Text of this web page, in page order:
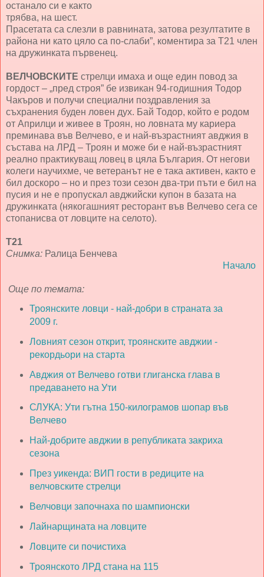
останало си е както
трябва, на шест.
Прасетата са слезли в равнината, затова резултатите в
района ни като цяло са по-слаби”, коментира за Т21 член
на дружинката първенец.
ВЕЛЧОВСКИТЕ стрелци имаха и още един повод за
гордост – „пред строя” бе извикан 94-годишния Тодор
Чакъров и получи специални поздравления за
съхранения буден ловен дух. Бай Тодор, който е родом
от Априлци и живее в Троян, но ловната му кариера
преминава във Велчево, е и най-възрастният авджия в
състава на ЛРД – Троян и може би е най-възрастният
реално практикуващ ловец в цяла България. От негови
колеги научихме, че ветеранът не е така активен, както е
бил доскоро – но и през този сезон два-три пъти е бил на
пусия и не е пропускал авджийски купон в базата на
дружинката (някогашният ресторант във Велчево сега се
стопанисва от ловците на селото).
Т21
Снимка: Ралица Бенчева
Начало
Още по темата:
Троянските ловци - най-добри в страната за
2009 г.
Ловният сезон открит, троянските авджии -
рекордьори на старта
Авджия от Велчево готви глиганска глава в
предаването на Ути
СЛУКА: Ути гътна 150-килограмов шопар във
Велчево
Най-добрите авджии в републиката закриха
сезона
През уикенда: ВИП гости в редиците на
велчовските стрелци
Велчовци започнаха по шампионски
Лайнарщината на ловците
Ловците си почистиха
Троянското ЛРД стана на 115